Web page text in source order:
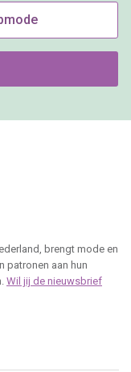
brengt mode en
patronen aan hun
Wil jij de nieuwsbrief